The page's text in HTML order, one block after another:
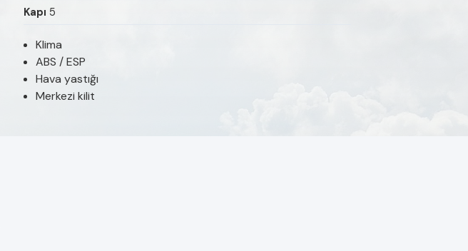
Kapı 5
Klima
ABS / ESP
Hava yastığı
Merkezi kilit